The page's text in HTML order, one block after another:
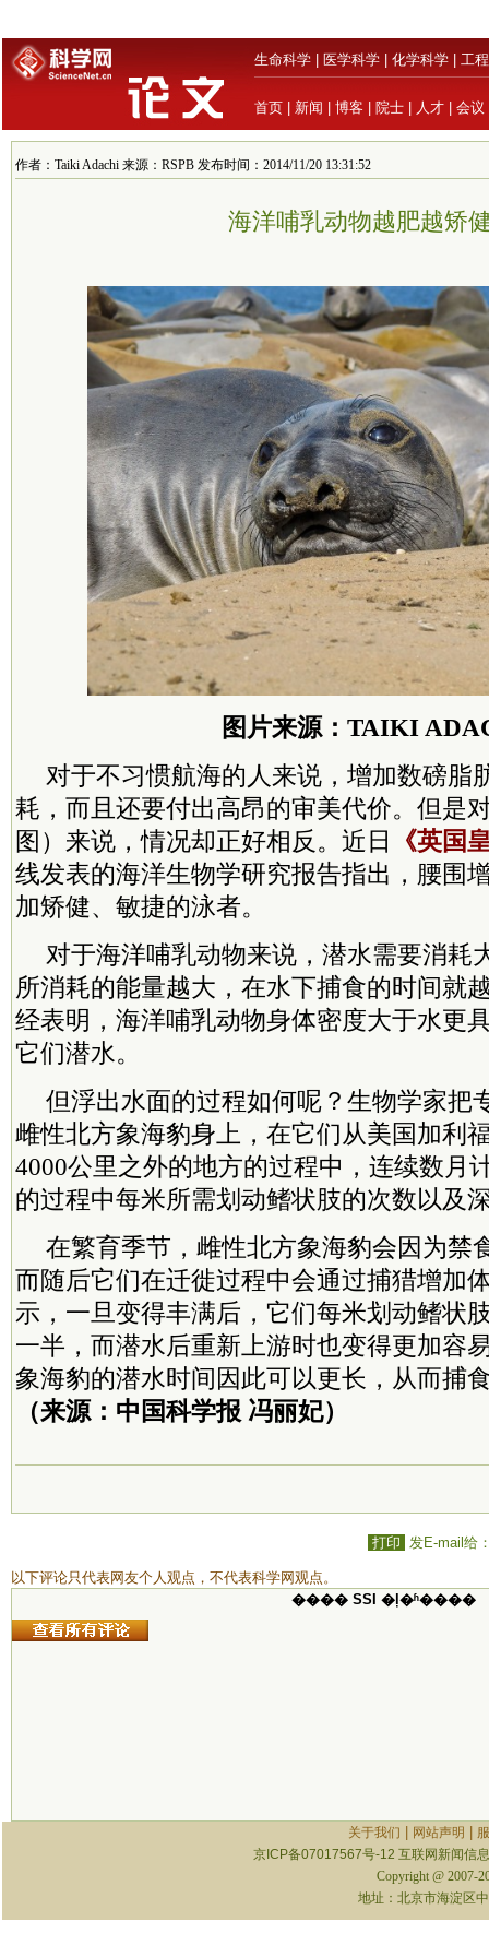
生命科学 医学科学 化学科学 工
首页 新闻 博客 院士 人才 会议
作者：Taiki Adachi 来源：RSPB 发布时间：2014/11/20 13:31:52
海洋哺乳动物越肥越矫
图片来源：TAIKI
对于不习惯航海的人来说，增加数磅脂
耗，而且还要付出高昂的审美代价。但是
图）来说，情况却正好相反。近日
《英国
线发表的海洋生物学研究报告指出，腰围
加矫健、敏捷的泳者。
对于海洋哺乳动物来说，潜水需要消耗
所消耗的能量越大，在水下捕食的时间就
经表明，海洋哺乳动物身体密度大于水更
它们潜水。
但浮出水面的过程如何呢？生物学家把
雌性北方象海豹身上，在它们从美国加利
4000公里之外的地方的过程中，连续数月
的过程中每米所需划动鳍状肢的次数以及
在繁育季节，雌性北方象海豹会因为禁
而随后它们在迁徙过程中会通过捕猎增加
示，一旦变得丰满后，它们每米划动鳍状
一半，而潜水后重新上游时也变得更加容
象海豹的潜水时间因此可以更长，从而捕
（来源：中国科学报 冯丽妃）
打印 发E-mail给
以下评论只代表网友个人观点，不代表科学网观点。
���� SSI �ļ�ʱ����
关于我们 网站声明
京ICP备07017567号-12 互联网新闻信
Copyright @ 2007-
地址：北京市海淀区